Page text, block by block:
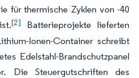
für thermische Zyklen von -40
[2]
Batterieprojekte lieferten
Ionen-Container schreibt
Edelstahl-Brandschutzpanel
Die Steuergutschriften des